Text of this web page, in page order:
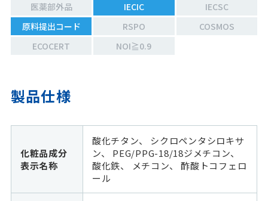
医薬部外品 IECIC
IECSC
原料提出コード
RSPO
COSMOS
ECOCERT
NOI≧0.9
製品仕様
化粧品成分
表示名称
酸化チタン、 シクロペンタシロキサ
ン、 PEG/PPG-18/18ジメチコン、
酸化鉄、 メチコン、 酢酸トコフェロ
ール